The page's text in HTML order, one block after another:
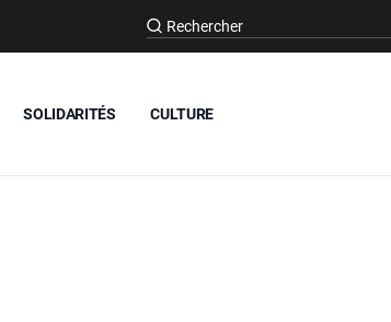
SOLIDARITÉS CULTURE